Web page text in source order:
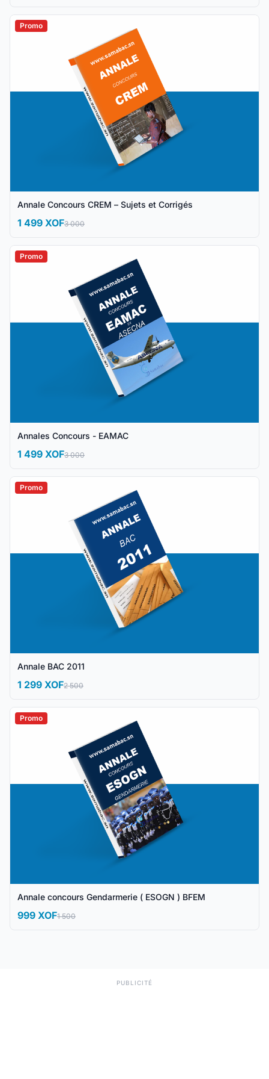
Promo
Annale Concours CREM – Sujets et Corrigés
1 499 XOF3 000
Promo
Annales Concours - EAMAC
1 499 XOF3 000
Promo
Annale BAC 2011
1 299 XOF2 500
Promo
Annale concours Gendarmerie ( ESOGN ) BFEM
999 XOF1 500
PUBLICITÉ